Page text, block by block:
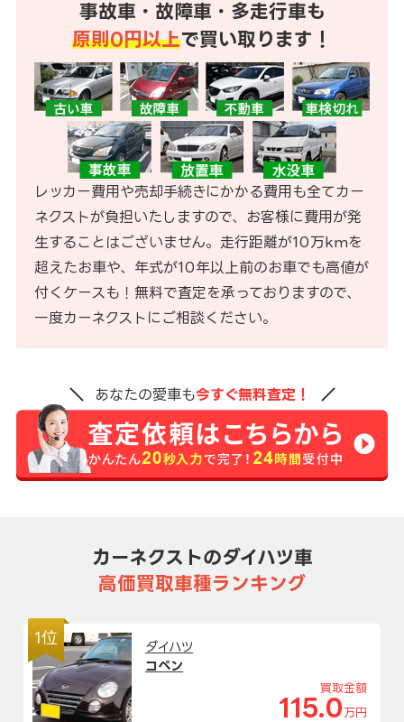
事故車・故障車・多走行車も
原則0円以上で買い取ります！
レッカー費用や売却手続きにかかる費用も全てカー
ネクストが負担いたしますので、お客様に費用が発
生することはございません。走行距離が10万kmを
超えたお車や、年式が10年以上前のお車でも高値が
付くケースも！無料で査定を承っておりますので、
一度カーネクストにご相談ください。
あなたの愛車も今すぐ無料査定！
カーネクストのダイハツ車
高価買取車種ランキング
1位
ダイハツ
コペン
買取金額
115.0 万円